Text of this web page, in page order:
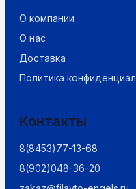
О компании
О нас
Доставка
Политика
Контакты
8(8453)77-13-68
8(902)048-36-20